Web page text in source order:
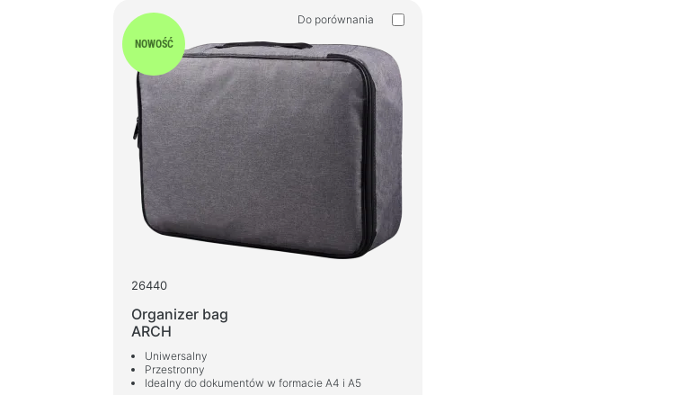
Podkładki pod mysz
Klawiatury dla graczy
Słuchawki z mikrofonem dla graczy
Gamepady
Myszy dla graczy
Mikrofony dla graczy i streamingu
Stoły do gier
NOWOŚĆ
Do porównania
26440
Organizer bag
ARCH
Uniwersalny
Przestronny
Idealny do dokumentów w formacie A4 i A5